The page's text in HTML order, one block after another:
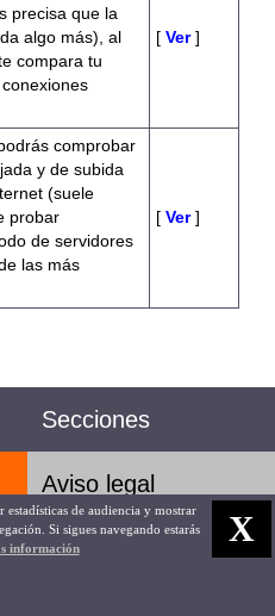
estadísticas de audiencia y mostrar
Si sigues navegando estarás
información X
precisa que la
algo más), al
compara tu
[ Ver]
comprobar
y de subida
(suele
probar
de servidores
las más
[ Ver]
Secciones
Aviso legal